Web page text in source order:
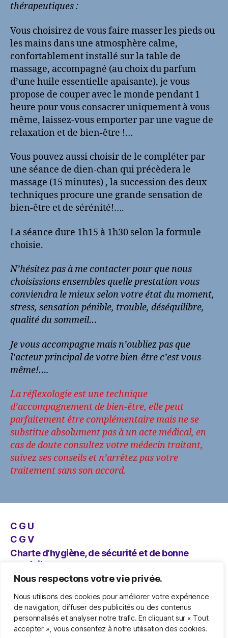
Nous respectons votre vie privée.
Nous utilisons des cookies pour améliorer votre expérience
de navigation, diffuser des publicités ou des contenus
personnalisés et analyser notre trafic. En cliquant sur « Tout
accepter », vous consentez à notre utilisation des cookies.
thérapeutiques :
Vous choisirez de vous faire masser les pieds ou
les mains dans une atmosphère calme,
confortablement installé sur la table de
massage, accompagné (au choix du parfum
d’une huile essentielle apaisante), je vous
propose de couper avec le monde pendant 1
heure pour vous consacrer uniquement à vous-
même, laissez-vous emporter par une vague de
relaxation et de bien-être !…
Vous pouvez aussi choisir de le compléter par
une séance de dien-chan qui précèdera le
massage (15 minutes) , la succession des deux
techniques procure une grande sensation de
bien-être et de sérénité!….
La séance dure 1h15 à 1h30 selon la formule
choisie.
N’hésitez pas à me contacter pour que nous
choisissions ensembles quelle prestation vous
conviendra le mieux selon votre état du moment,
stress, sensation pénible, trouble, déséquilibre,
qualité du sommeil…
Je vous accompagne mais n’oubliez pas que
l’acteur principal de votre bien-être c’est vous-
même!….
La réflexologie est une technique
d’accompagnement de bien-être, elle peut
parfaitement être complémentaire mais ne se
substitue absolument pas à un acte médical, en
cas de doute consultez votre médecin traitant,
suivez ses conseils et n’arrêtez pas votre
traitement sans son accord.
C G U
C G V
Charte d’hygiène, de sécurité et de bonne
conduite